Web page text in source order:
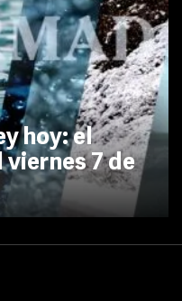
hoy: el
7 de